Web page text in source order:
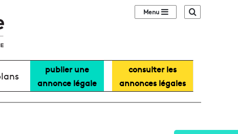
Sidebar (barre
publier une
annonce légale
consulter les
annonces légales